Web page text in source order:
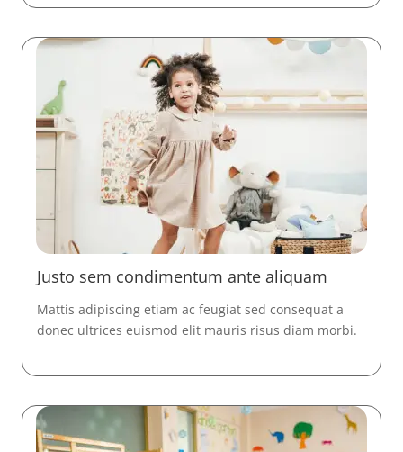
Justo sem condimentum ante aliquam
Mattis adipiscing etiam ac feugiat sed consequat a
donec ultrices euismod elit mauris risus diam morbi.